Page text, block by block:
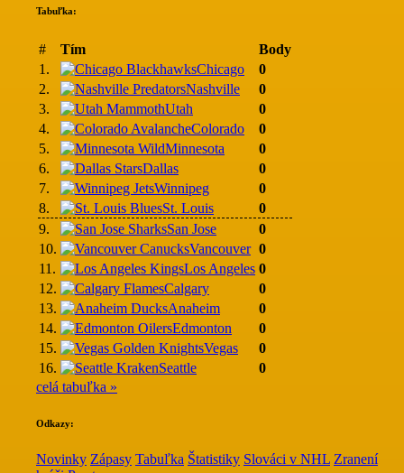
Tabuľka:
# Tím
Body
1.
Chicago
0
2.
Nashville
0
3.
Utah
0
4.
Colorado
0
5.
Minnesota
0
6.
Dallas
0
7.
Winnipeg
0
8.
St. Louis
0
9.
San Jose
0
10.
Vancouver 0
11.
Los Angeles 0
12.
Calgary
0
13.
Anaheim
0
14.
Edmonton
0
15.
Vegas
0
16.
Seattle
0
celá tabuľka »
Odkazy:
Novinky Zápasy Tabuľka Štatistiky Slováci v NHL Zranení